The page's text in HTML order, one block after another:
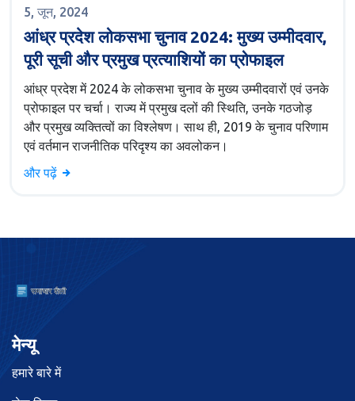
5, जून, 2024
आंध्र प्रदेश लोकसभा चुनाव 2024: मुख्य उम्मीदवार,
पूरी सूची और प्रमुख प्रत्याशियों का प्रोफाइल
आंध्र प्रदेश में 2024 के लोकसभा चुनाव के मुख्य उम्मीदवारों एवं उनके
प्रोफाइल पर चर्चा। राज्य में प्रमुख दलों की स्थिति, उनके गठजोड़
और प्रमुख व्यक्तित्वों का विश्लेषण। साथ ही, 2019 के चुनाव परिणाम
एवं वर्तमान राजनीतिक परिदृश्य का अवलोकन।
और पढ़ें
मेन्यू
हमारे बारे में